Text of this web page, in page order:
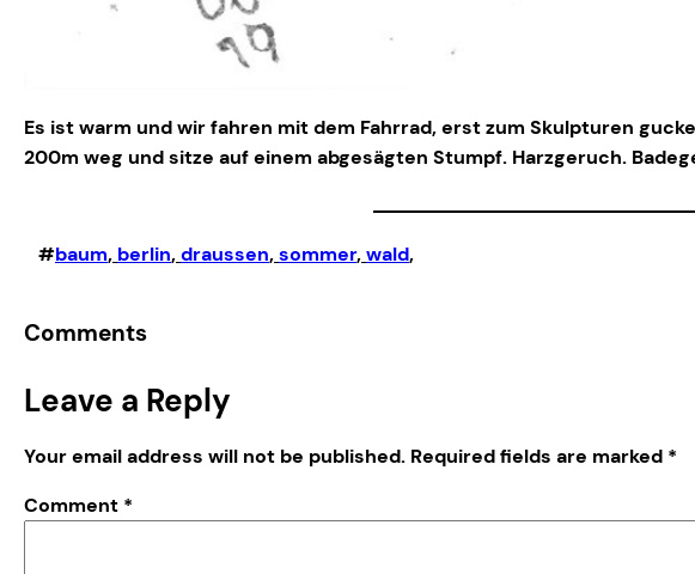
Es ist warm und wir fahren mit dem Fahrrad, erst zum Skulpturen
200m weg und sitze auf einem abgesägten Stumpf. Harzgeruch.
#baum, berlin, draussen, sommer, wald,
Comments
Leave a Reply
Your email address will not be published. Required fields are marked *
Comment *